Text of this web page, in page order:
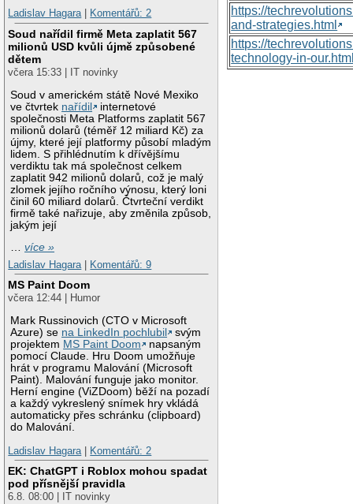
Ladislav Hagara| Komentářů: 2
Soud nařídil firmě Meta zaplatit 567
milionů USD kvůli újmě způsobené
dětem
včera 15:33 | IT novinky
Soud v americkém státě Nové Mexiko
ve čtvrtek nařídil
internetové
společnosti Meta Platforms zaplatit 567
milionů dolarů (téměř 12 miliard Kč) za
újmy, které její platformy působí mladým
lidem. S přihlédnutím k dřívějšímu
verdiktu tak má společnost celkem
zaplatit 942 milionů dolarů, což je malý
zlomek jejího ročního výnosu, který loni
činil 60 miliard dolarů. Čtvrteční verdikt
firmě také nařizuje, aby změnila způsob,
jakým její
…více »
Ladislav Hagara
Komentářů: 9
MS Paint Doom
včera 12:44 | Humor
Mark Russinovich (CTO v Microsoft
Azure) se na LinkedIn pochlubil
svým
projektem MS Paint Doom
napsaným
pomocí Claude. Hru Doom umožňuje
hrát v programu Malování (Microsoft
Paint). Malování funguje jako monitor.
Herní engine (ViZDoom) běží na pozadí
a každý vykreslený snímek hry vkládá
automaticky přes schránku (clipboard)
do Malování.
Ladislav Hagara
Komentářů: 2
EK: ChatGPT i Roblox mohou spadat
pod přísnější pravidla
6.8. 08:00 | IT novinky
https://
and-strategies.html
https://
technology-in-